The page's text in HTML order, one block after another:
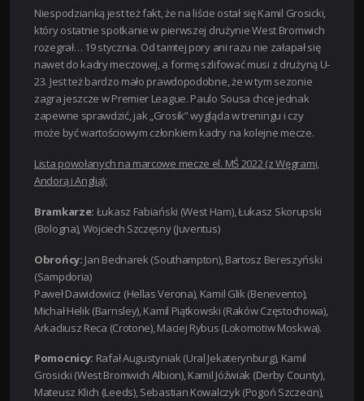
Niespodzianką jest też fakt, że na liście ostał się Kamil Grosicki,
który ostatnie spotkanie w pierwszej drużynie West Bromwich
rozegrał… 19 stycznia. Od tamtej pory ani razu nie załapał się
nawet do kadry meczowej, a formę szlifować musi z drużyną U-
23. Jest też bardzo mało prawdopodobne, że w tym sezonie
zagra jeszcze w Premier League. Paulo Sousa chce jednak
zapewne sprawdzić, jak „Grosik” wygląda w treningu i czy
może być wartościowym członkiem kadry na kolejne mecze.
Lista powołanych na marcowe mecze el. MŚ 2022 (z Węgrami,
Andorą i Anglią):
Bramkarze: Łukasz Fabiański (West Ham), Łukasz Skorupski
(Bologna), Wojciech Szczęsny (Juventus)
Obrońcy: Jan Bednarek (Southampton), Bartosz Bereszyński
(Sampdoria)
Paweł Dawidowicz (Hellas Verona), Kamil Glik (Benevento),
Michał Helik (Barnsley), Kamil Piątkowski (Raków Częstochowa),
Arkadiusz Reca (Crotone), Maciej Rybus (Lokomotiw Moskwa).
Pomocnicy: Rafał Augustyniak (Ural Jekaterynburg), Kamil
Grosicki (West Bromwich Albion), Kamil Jóźwiak (Derby County),
Mateusz Klich (Leeds), Sebastian Kowalczyk (Pogoń Szczecin),